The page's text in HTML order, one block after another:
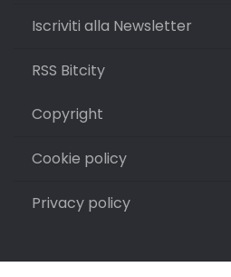
Iscriviti alla Newsletter
RSS Bitcity
Copyright
Cookie policy
Privacy policy